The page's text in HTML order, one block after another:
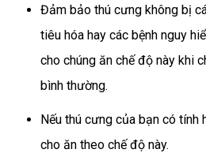
Đảm bảo thú cưng không bị
tiêu hóa hay các bệnh nguy
cho chúng ăn chế độ này khi
bình thường.
Nếu thú cưng của bạn có tính
cho ăn theo chế độ này.